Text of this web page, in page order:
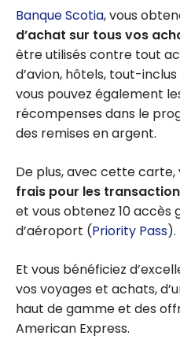
Banque Scotia, vous
d’achat sur tous vos
être utilisés contre tout
d’avion, hôtels, tout-
vous pouvez également
récompenses dans le
des remises en argent.
De plus, avec cette carte,
frais pour les
et vous obtenez 10 accès
d’aéroport (Priority Pass).
Et vous bénéficiez
vos voyages et achats,
haut de gamme et des
American Express.